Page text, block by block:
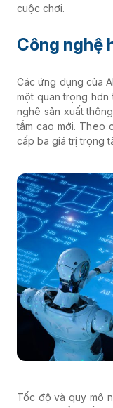
cuộc chơi.
Công nghệ
Các ứng dụng của
một quan trọng
nghệ sản xuất
tầm cao mới. Theo
cấp ba giá trị trọng
Tốc độ và quy mô